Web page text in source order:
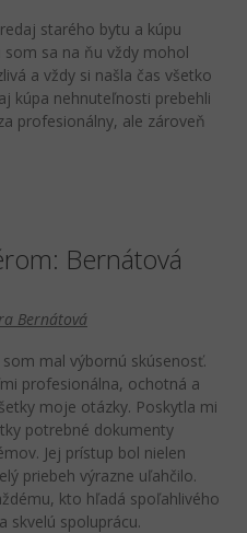
starého bytu a kúpu
sa na ňu vždy mohol
a vždy si našla čas všetko
kúpa nehnuteľnosti prebehli
profesionálny, ale zároveň
Bernátová
Bernátová
mal výbornú skúsenosť.
profesionálna, ochotná a
moje otázky. Poskytla mi
potrebné dokumenty
Jej prístup bol nielen
priebeh výrazne uľahčilo.
kto hľadá spoľahlivého
skvelú spoluprácu.